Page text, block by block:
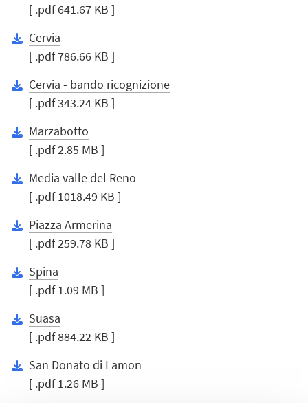
[ .pdf 641.67 KB ]
Cervia
[ .pdf 786.66 KB ]
Cervia - bando ricognizione
[ .pdf 343.24 KB ]
Marzabotto
[ .pdf 2.85 MB ]
Media valle del Reno
[ .pdf 1018.49 KB ]
Piazza Armerina
[ .pdf 259.78 KB ]
Spina
[ .pdf 1.09 MB ]
Suasa
[ .pdf 884.22 KB ]
San Donato di Lamon
[ .pdf 1.26 MB ]